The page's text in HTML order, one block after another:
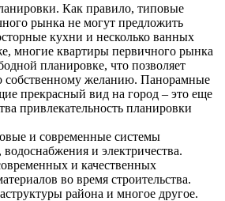
Как правило, типовые
рынка не могут предложить
кухни и несколько ванных
многие квартиры первичного рынка
планировке, что позволяет
собственному желанию. Панорамные
прекрасный вид на город – это еще
привлекательность планировки
и современные системы
и электричества.
и качественных
во время строительства.
района и многое другое.